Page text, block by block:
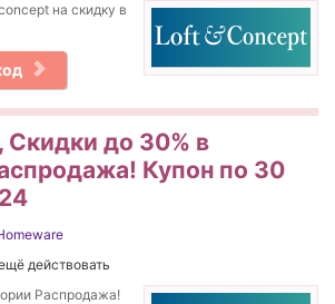
на скидку в
до 30% в
Купон по 30
действовать
Распродажа!